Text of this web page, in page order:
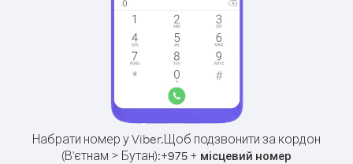
Набрати номер у Viber.Щоб подзвонити за кордон
(В'єтнам > Бутан):+975 + місцевий номер